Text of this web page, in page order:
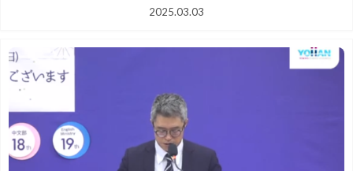
2025.03.03